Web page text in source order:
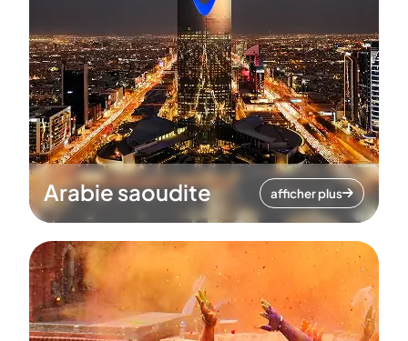
Arabie saoudite afficher plus